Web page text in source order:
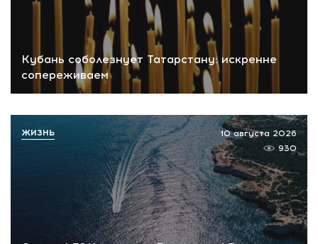
Кубань соболезнует Татарстану: искренне
сопереживаем
10 августа 2026
930
ЖИЗНЬ